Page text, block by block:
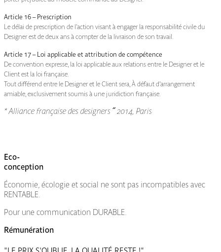
Article 16 – Prescription
Le délai de prescription de l’action visant à engager la responsabilité civile du
Designer est de deux ans à compter de la livraison de son travail.
Article 17 – Loi applicable et attribution de compétence
De convention expresse, la loi applicable aux relations entre le Designer et le
Client est la loi française.
Tout différend entre le Designer et le Client sera, À défaut d’arrangement
amiable, exclusivement soumis à une juridiction française.
* Alliance française des designers ˝ 2014, Paris
Eco-
conception
Économie, écologie et social ne sont pas incompatibles avec
RENTABLE.
Pour une communication DURABLE.
Rémunération
"LE PRIX S'OUBLIE, LA QUALITÉ RESTE !"